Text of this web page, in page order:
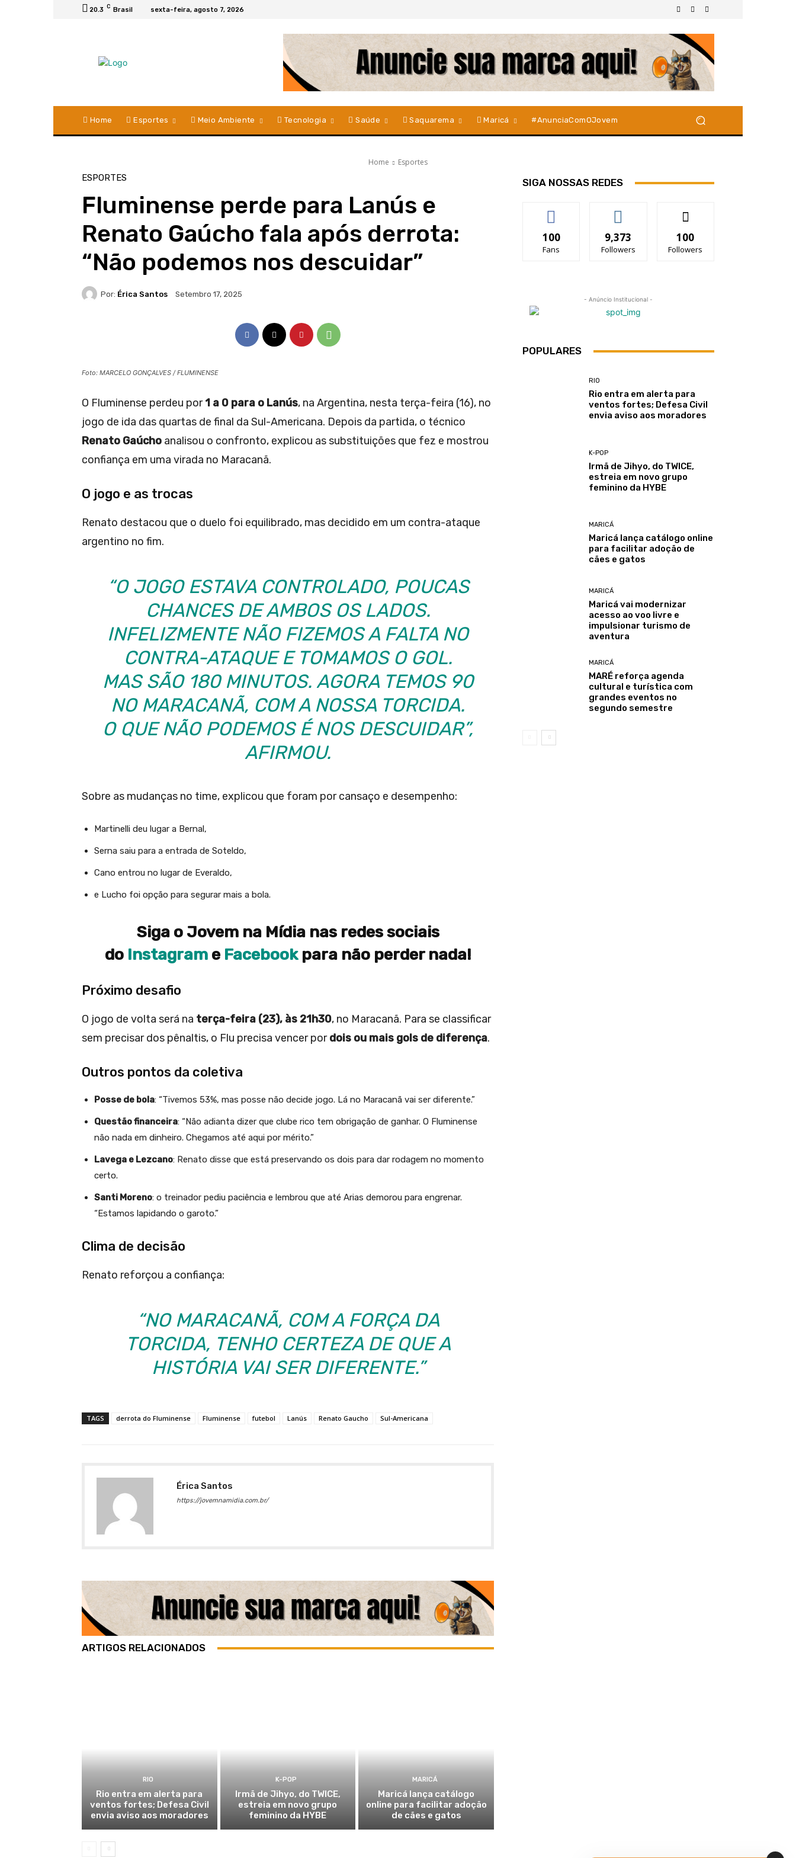
20.3 C Brasil sexta-feira, agosto 7, 2026
Home Esportes Meio Ambiente Tecnologia Saúde Saquarema Maricá #AnunciaComOJovem
Home Esportes
ESPORTES
Fluminense perde para Lanús e
Renato Gaúcho fala após derrota:
“Não podemos nos descuidar”
Por: Érica Santos Setembro 17, 2025
Foto: MARCELO GONÇALVES / FLUMINENSE
O Fluminense perdeu por1 a 0 para o Lanús, na Argentina, nesta terça-feira (16), no
jogo de ida das quartas de final da Sul-Americana. Depois da partida, o técnico
Renato Gaúcho analisou o confronto, explicou as substituições que fez e mostrou
confiança em uma virada no Maracanã.
O jogo e as trocas
Renato destacou que o duelo foi equilibrado, mas decidido em um contra-ataque
argentino no fim.
“O JOGO ESTAVA CONTROLADO, POUCAS
CHANCES DE AMBOS OS LADOS.
INFELIZMENTE NÃO FIZEMOS A FALTA NO
CONTRA-ATAQUE E TOMAMOS O GOL.
MAS SÃO 180 MINUTOS. AGORA TEMOS 90
NO MARACANÃ, COM A NOSSA TORCIDA.
O QUE NÃO PODEMOS É NOS DESCUIDAR”,
AFIRMOU.
Sobre as mudanças no time, explicou que foram por cansaço e desempenho:
Martinelli deu lugar a Bernal,
Serna saiu para a entrada de Soteldo,
Cano entrou no lugar de Everaldo,
e Lucho foi opção para segurar mais a bola.
Siga o Jovem na Mídia nas redes sociais
do Instagram e Facebookpara não perder nada!
Próximo desafio
O jogo de volta será na terça-feira (23), às 21h30, no Maracanã. Para se classificar
sem precisar dos pênaltis, o Flu precisa vencer pordois ou mais gols de diferença.
Outros pontos da coletiva
Posse de bola: “Tivemos 53%, mas posse não decide jogo. Lá no Maracanã vai ser diferente.”
Questão financeira: “Não adianta dizer que clube rico tem obrigação de ganhar. O Fluminense
não nada em dinheiro. Chegamos até aqui por mérito.”
Lavega e Lezcano: Renato disse que está preservando os dois para dar rodagem no momento
certo.
Santi Moreno: o treinador pediu paciência e lembrou que até Arias demorou para engrenar.
“Estamos lapidando o garoto.”
Clima de decisão
Renato reforçou a confiança:
“NO MARACANÃ, COM A FORÇA DA
TORCIDA, TENHO CERTEZA DE QUE A
HISTÓRIA VAI SER DIFERENTE.”
TAGS derrota do Fluminense Fluminense futebol Lanús Renato Gaucho Sul-Americana
Érica Santos
https://jovemnamidia.com.br/
ARTIGOS RELACIONADOS
RIO
Rio entra em alerta para
ventos fortes; Defesa Civil
envia aviso aos moradores
K-POP
Irmã de Jihyo, do TWICE,
estreia em novo grupo
feminino da HYBE
MARICÁ
Maricá lança catálogo
online para facilitar adoção
de cães e gatos
SIGA NOSSAS REDES
100
Fans
9,373
Followers
100
Followers
- Anúncio Institucional -
POPULARES
RIO
Rio entra em alerta para
ventos fortes; Defesa Civil
envia aviso aos moradores
K-POP
Irmã de Jihyo, do TWICE,
estreia em novo grupo
feminino da HYBE
MARICÁ
Maricá lança catálogo online
para facilitar adoção de
cães e gatos
MARICÁ
Maricá vai modernizar
acesso ao voo livre e
impulsionar turismo de
aventura
MARICÁ
MARÉ reforça agenda
cultural e turística com
grandes eventos no
segundo semestre